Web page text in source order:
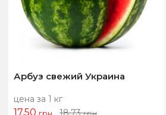
Арбуз свежий Украина
цена за 1 кг
17,50 грн грн